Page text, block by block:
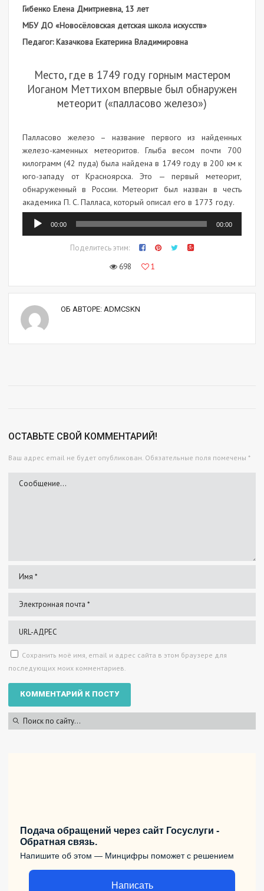
Гибенко Елена Дмитриевна, 13 лет
МБУ ДО «Новосёловская детская школа искусств»
Педагог: Казачкова Екатерина Владимировна
Место, где в 1749 году горным мастером
Иоганом Меттихом впервые был обнаружен
метеорит («палласово железо»)
Палласово железо – название первого из найденных
железо-каменных метеоритов. Глыба весом почти 700
килограмм (42 пуда) была найдена в 1749 году в 200 км к
юго-западу от Красноярска. Это — первый метеорит,
обнаруженный в России. Метеорит был назван в честь
академика П. С. Палласа, который описал его в 1773 году.
Аудиоплеер
00:00 00:00
Поделитесь этим:
698
1
ОБ АВТОРЕ: ADMCSKN
ОСТАВЬТЕ СВОЙ КОММЕНТАРИЙ!
Ваш адрес email не будет опубликован. Обязательные поля помечены *
Сохранить моё имя, email и адрес сайта в этом браузере для
последующих моих комментариев.
Подача обращений через сайт Госуслуги -
Обратная связь.
Напишите об этом — Минцифры поможет с решением
Написать